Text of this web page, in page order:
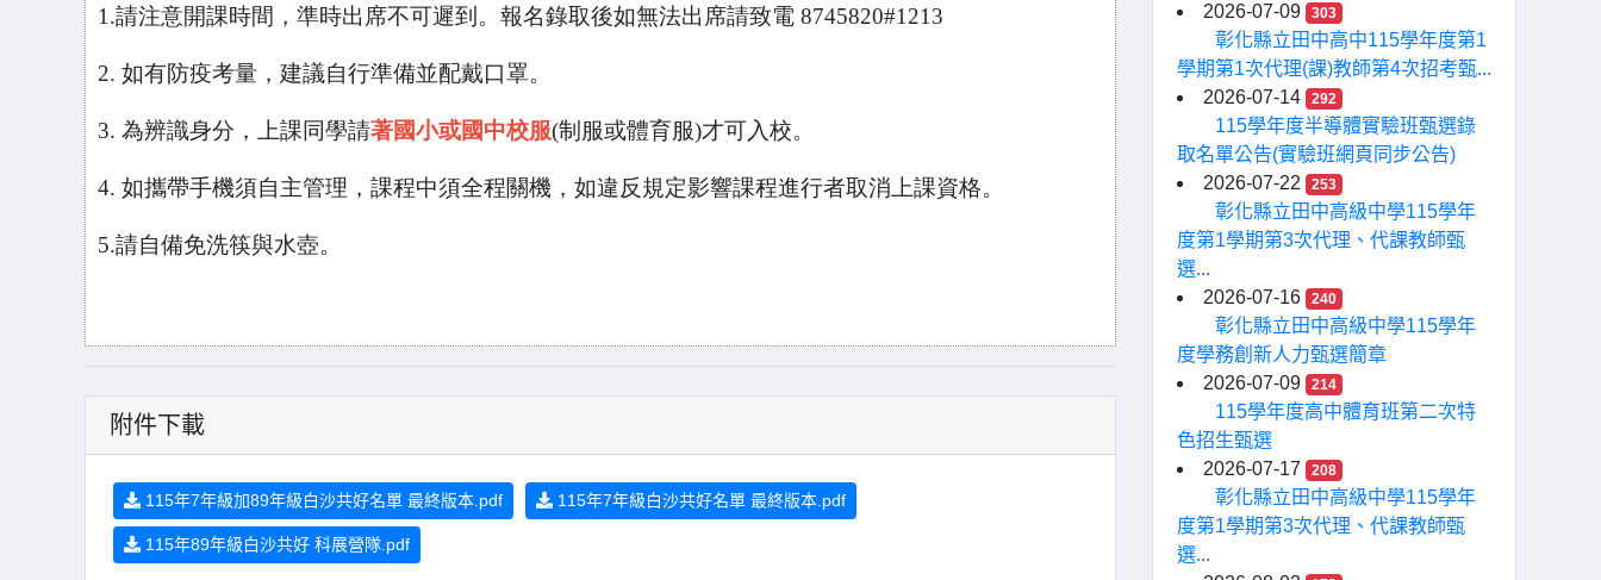
1.請注意開課時間，準時出席不可遲到。報名錄取後如無法出席請致電 8745820#1213
2. 如有防疫考量，建議自行準備並配戴口罩。
3. 為辨識身分，上課同學請著國小或國中校服(制服或體育服)才可入校。
4. 如攜帶手機須自主管理，課程中須全程關機，如違反規定影響課程進行者取消上課資格。
5.請自備免洗筷與水壺。
附件下載
115年7年級加89年級白沙共好名單 最終版本.pdf 115年7年級白沙共好名單 最終版本.pdf
115年89年級白沙共好 科展營隊.pdf
2026-07-09
303
彰化縣立田中高中115學年度第1
學期第1次代理(課)教師第4次招考甄...
2026-07-14
292
115學年度半導體實驗班甄選錄
取名單公告(實驗班網頁同步公告)
2026-07-22
253
彰化縣立田中高級中學115學年
度第1學期第3次代理、代課教師甄
選...
2026-07-16
240
彰化縣立田中高級中學115學年
度學務創新人力甄選簡章
2026-07-09
214
115學年度高中體育班第二次特
色招生甄選
2026-07-17
208
彰化縣立田中高級中學115學年
度第1學期第3次代理、代課教師甄
選...